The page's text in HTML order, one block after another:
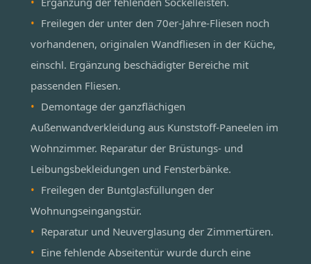
Freilegen der unter den 70er-Jahre-Fliesen noch
vorhandenen, originalen Wandfliesen in der Küche,
einschl. Ergänzung beschädigter Bereiche mit
passenden Fliesen.
Demontage der ganzflächigen
Außenwandverkleidung aus Kunststoff-Paneelen im
Wohnzimmer. Reparatur der Brüstungs- und
Leibungsbekleidungen und Fensterbänke.
Freilegen der Buntglasfüllungen der
Wohnungseingangstür.
Reparatur und Neuverglasung der Zimmertüren.
Eine fehlende Abseitentür wurde durch eine